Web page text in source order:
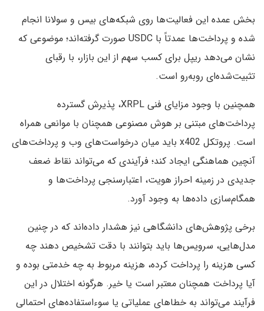
بخش عمده این فعالیت‌ها روی شبکه‌های بیس و سولانا انجام
شده و پرداخت‌ها عمدتاً با USDC صورت گرفته‌اند؛ موضوعی که
نشان می‌دهد ریپل برای کسب سهم از این بازار، با رقبای
تثبیت‌شده‌ای روبه‌رو است.
همچنین با وجود مزایای فنی XRPL، پذیرش گسترده
پرداخت‌های مبتنی بر هوش مصنوعی همچنان با موانعی همراه
است. پروتکل x402 باید میان درخواست‌های وب و پرداخت‌های
آنچین هماهنگی ایجاد کند؛ فرآیندی که می‌تواند نقاط ضعف
جدیدی در زمینه احراز هویت، اعتبارسنجی پرداخت‌ها و
همگام‌سازی داده‌ها به وجود آورد.
برخی پژوهش‌های دانشگاهی نیز هشدار داده‌اند که در چنین
مدل‌هایی، سرویس‌ها باید بتوانند با دقت تشخیص دهند چه
کسی هزینه را پرداخت کرده، هزینه مربوط به چه خدمتی بوده و
آیا پرداخت همچنان معتبر است یا خیر. هرگونه اختلال در این
فرآیند می‌تواند به خطاهای عملیاتی یا سوءاستفاده‌های احتمالی